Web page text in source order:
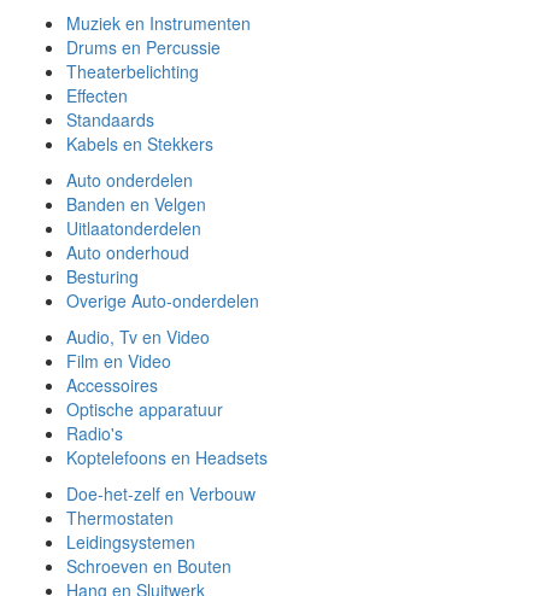
Muziek en Instrumenten
Drums en Percussie
Theaterbelichting
Effecten
Standaards
Kabels en Stekkers
Auto onderdelen
Banden en Velgen
Uitlaatonderdelen
Auto onderhoud
Besturing
Overige Auto-onderdelen
Audio, Tv en Video
Film en Video
Accessoires
Optische apparatuur
Radio's
Koptelefoons en Headsets
Doe-het-zelf en Verbouw
Thermostaten
Leidingsystemen
Schroeven en Bouten
Hang en Sluitwerk